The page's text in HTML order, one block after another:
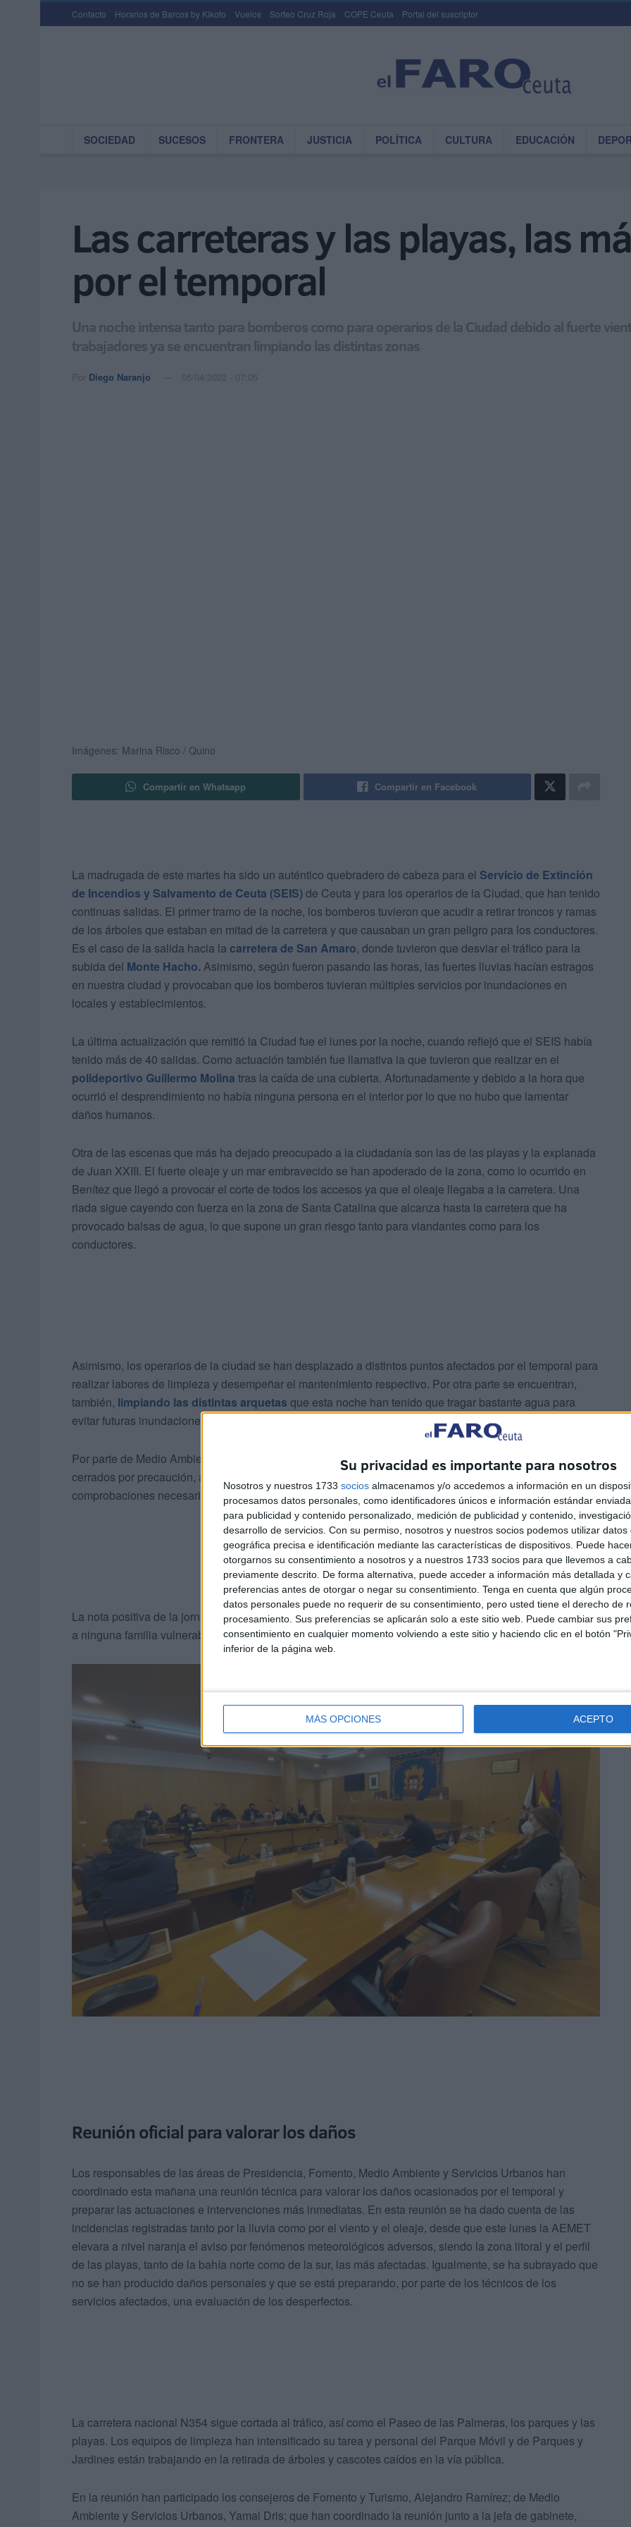
Su privacidad es importante para nosotros
Nosotros y nuestros 1733 socios almacenamos y/o accedemos a información en un
procesamos datos personales, como identificadores únicos e información estándar
para publicidad y contenido personalizado, medición de publicidad y contenido,
desarrollo de servicios. Con su permiso, nosotros y nuestros socios podemos utilizar datos
geográfica precisa e identificación mediante las características de dispositivos. Puede
otorgarnos su consentimiento a nosotros y a nuestros 1733 socios para que llevemos a
previamente descrito. De forma alternativa, puede acceder a información más detallada y
preferencias antes de otorgar o negar su consentimiento. Tenga en cuenta que algún
datos personales puede no requerir de su consentimiento, pero usted tiene el derecho de
procesamiento. Sus preferencias se aplicarán solo a este sitio web. Puede cambiar sus
consentimiento en cualquier momento volviendo a este sitio y haciendo clic en el botón
inferior de la página web.
MÁS OPCIONES ACEPTO
Contacto Horarios de Barcos by Kikoto Vuelos Sorteo Cruz Roja COPE Ceuta Portal del suscriptor
SOCIEDAD SUCESOS FRONTERA JUSTICIA POLÍTICA CULTURA EDUCACIÓN
Las carreteras y las playas, las
por el temporal
Una noche intensa tanto para bomberos como para operarios de la Ciudad debido al fuerte
trabajadores ya se encuentran limpiando las distintas zonas
Por Diego Naranjo 05/04/2022 - 07:05
Imágenes: Marina Risco / Quino
Compartir en Whatsapp Compartir en Facebook
La madrugada de este martes ha sido un auténtico quebradero de cabeza para el Servicio de Extinción
de Incendios y Salvamento de Ceuta (SEIS)de Ceuta y para los operarios de la Ciudad, que han tenido
continuas salidas. El primer tramo de la noche, los bomberos tuvieron que acudir a retirar troncos y ramas
de los árboles que estaban en mitad de la carretera y que causaban un gran peligro para los conductores.
Es el caso de la salida hacia la carretera de San Amaro, donde tuvieron que desviar el tráfico para la
subida del Monte Hacho.Asimismo, según fueron pasando las horas, las fuertes lluvias hacían estragos
en nuestra ciudad y provocaban que los bomberos tuvieran múltiples servicios por inundaciones en
locales y establecimientos.
La última actualización que remitió la Ciudad fue el lunes por la noche, cuando reflejó que el SEIS había
tenido más de 40 salidas. Como actuación también fue llamativa la que tuvieron que realizar en el
polideportivo Guillermo Molina tras la caída de una cubierta. Afortunadamente y debido a la hora que
ocurrió el desprendimiento no había ninguna persona en el interior por lo que no hubo que lamentar
daños humanos.
Otra de las escenas que más ha dejado preocupado a la ciudadanía son las de las playas y la explanada
de Juan XXIII. El fuerte oleaje y un mar embravecido se han apoderado de la zona, como lo ocurrido en
Benítez que llegó a provocar el corte de todos los accesos ya que el oleaje llegaba a la carretera. Una
riada sigue cayendo con fuerza en la zona de Santa Catalina que alcanza hasta la carretera que ha
provocado balsas de agua, lo que supone un gran riesgo tanto para viandantes como para los
conductores.
Asimismo, los operarios de la ciudad se han desplazado a distintos puntos afectados por el temporal para
realizar labores de limpieza y desempeñar el mantenimiento respectivo. Por otra parte se encuentran,
también, limpiando las distintas arquetas que esta noche han tenido que tragar bastante agua para
evitar futuras inundaciones.
Por parte de Medio Ambiente se ha comunicado que los parques y el Paseo de las Palmeras van a seguir
cerrados por precaución, así como las vías que se cerraron hasta que se hayan hecho todas las
comprobaciones necesarias.
La nota positiva de la jornada la marca que Servicios Sociales, afortunadamente, no ha tenido que alojar
a ninguna familia vulnerable a pesar del temporal que está azotando de lleno a nuestra ciudad.
Reunión oficial para valorar los daños
Los responsables de las áreas de Presidencia, Fomento, Medio Ambiente y Servicios Urbanos han
coordinado esta mañana una reunión técnica para valorar los daños ocasionados por el temporal y
preparar las actuaciones e intervenciones más inmediatas. En esta reunión se ha dado cuenta de las
incidencias registradas tanto por la lluvia como por el viento y el oleaje, desde que este lunes la AEMET
elevara a nivel naranja el aviso por fenómenos meteorológicos adversos, siendo la zona litoral y el perfil
de las playas, tanto de la bahía norte como de la sur, las más afectadas. Igualmente, se ha subrayado que
no se han producido daños personales y que se está preparando, por parte de los técnicos de los
servicios afectados, una evaluación de los desperfectos.
La carretera nacional N354 sigue cortada al tráfico, así como el Paseo de las Palmeras, los parques y las
playas. Los equipos de limpieza han intensificado su tarea y personal del Parque Móvil y de Parques y
Jardines están trabajando en la retirada de árboles y cascotes caídos en la vía pública.
En la reunión han participado los consejeros de Fomento y Turismo, Alejandro Ramírez; de Medio
Ambiente y Servicios Urbanos, Yamal Dris; que han coordinado la reunión junto a la jefa de gabinete,